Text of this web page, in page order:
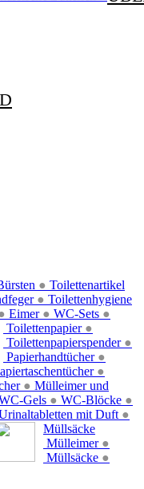
●
●
Eimer ● WC-Sets ●
Toilettenartikel
Toilettenpapier ●
Toilettenpapierspender ●
Papierhandtücher ●
●
●
Toilettenhygiene
Gels ● WC-Blöcke ●
mit Duft ●
Mülleimer und
Müllsäcke
Mülleimer ●
Müllsäcke ●